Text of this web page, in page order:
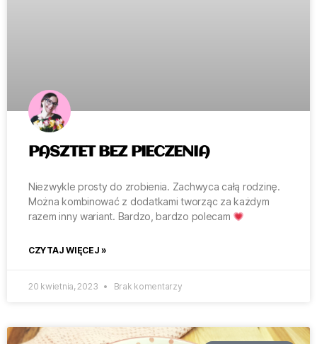
PASZTET BEZ PIECZENIA
Niezwykle prosty do zrobienia. Zachwyca całą rodzinę.
Można kombinować z dodatkami tworząc za każdym
razem inny wariant. Bardzo, bardzo polecam
CZYTAJ WIĘCEJ »
20 kwietnia, 2023 Brak komentarzy